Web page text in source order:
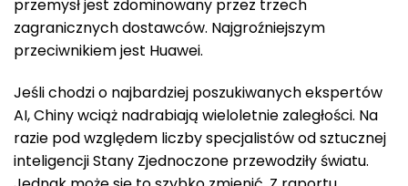
przemysł jest zdominowany przez trzech
zagranicznych dostawców. Najgroźniejszym
przeciwnikiem jest Huawei.
Jeśli chodzi o najbardziej poszukiwanych ekspertów
AI, Chiny wciąż nadrabiają wieloletnie zaległości. Na
razie pod względem liczby specjalistów od sztucznej
inteligencji Stany Zjednoczone przewodziły światu.